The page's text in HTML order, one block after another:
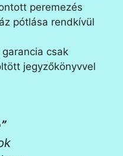
peremezés
pótlása rendkívül
csak
jegyzőkönyvvel